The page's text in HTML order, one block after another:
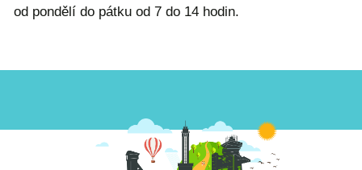
od pondělí do pátku od 7 do 14 hodin.